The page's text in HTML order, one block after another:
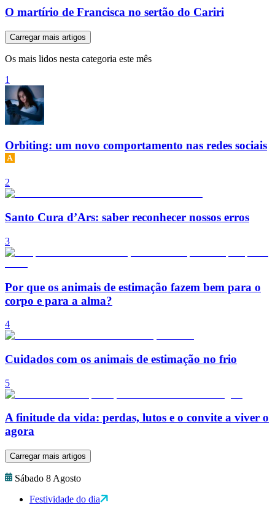
O martírio de Francisca no sertão do Cariri
Carregar mais artigos
Os mais lidos nesta categoria este mês
1
Orbiting: um novo comportamento nas redes sociais
2
Santo Cura d’Ars: saber reconhecer nossos erros
3
Por que os animais de estimação fazem bem para o
corpo e para a alma?
4
Cuidados com os animais de estimação no frio
5
A finitude da vida: perdas, lutos e o convite a viver o
agora
Carregar mais artigos
Sábado 8 Agosto
Festividade do dia